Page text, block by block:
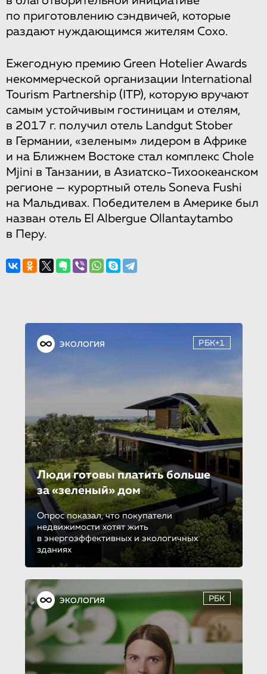
по приготовлению сэндвичей, которые
раздают нуждающимся жителям Сохо.
Ежегодную премию Green Hotelier Awards
некоммерческой организации International
Tourism Partnership (ITP), которую вручают
самым устойчивым гостиницам и отелям,
в 2017 г. получил отель Landgut Stober
в Германии, «зеленым» лидером в Африке
и на Ближнем Востоке стал комплекс Chole
Mjini в Танзании, в Азиатско-Тихоокеанском
регионе — курортный отель Soneva Fushi
на Мальдивах. Победителем в Америке был
назван отель El Albergue Ollantaytambo
в Перу.
ЭКОЛОГИЯ РБК+1
Люди готовы платить больше
за «зеленый» дом
Опрос показал, что покупатели
недвижимости хотят жить
в энергоэффективных и экологичных
зданиях
ЭКОЛОГИЯ РБК